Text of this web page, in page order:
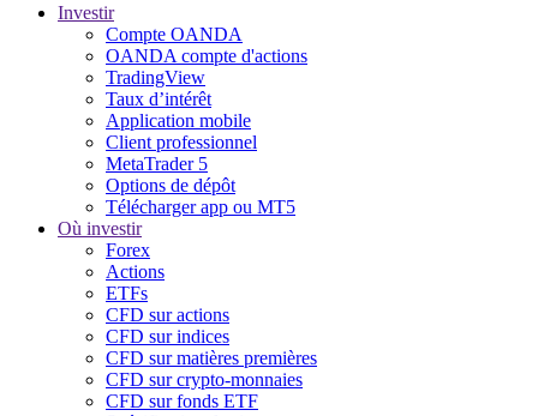
Investir
Compte OANDA
OANDA compte d'actions
TradingView
Taux d’intérêt
Application mobile
Client professionnel
MetaTrader 5
Options de dépôt
Télécharger app ou MT5
Où investir
Forex
Actions
ETFs
CFD sur actions
CFD sur indices
CFD sur matières premières
CFD sur crypto-monnaies
CFD sur fonds ETF